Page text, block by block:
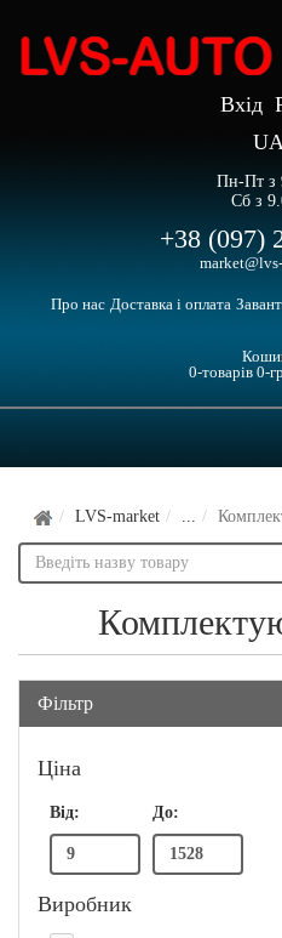
Вхід
UA
Пн-Пт з
Сб з
+38 (097)
Про нас Доставка і оплата
0-товарів 0-
LVS-market ...
Фільтр
Ціна
Від: До:
Виробник